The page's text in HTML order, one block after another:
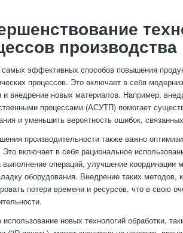
производства
эффективных способов повышения
процессов. Это включает в себя
и внедрение новых материалов. Например,
процессами (АСУТП) помогает
и уменьшить вероятность ошибок,
производительности также важно
Это включает в себя рациональное
выполнение операций, улучшение
оборудования. Внедрение таких методов,
потери времени и ресурсов, что в свою
новых технологий обработки,